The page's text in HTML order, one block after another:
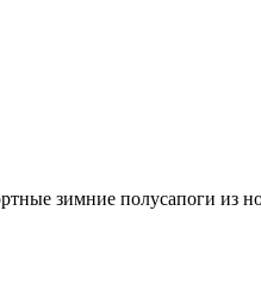
зимние полусапоги из